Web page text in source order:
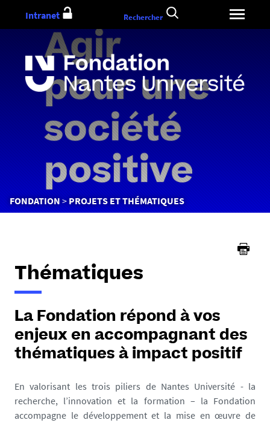
au
Vous
êtes
FONDATION PROJETS ET THÉMATIQUES
Intranet Rechercher
Thématiques
La Fondation répond à vos
enjeux en accompagnant des
thématiques à impact positif
En valorisant les trois piliers de Nantes Université - la
recherche, l’innovation et la formation – la Fondation
accompagne le développement et la mise en œuvre de